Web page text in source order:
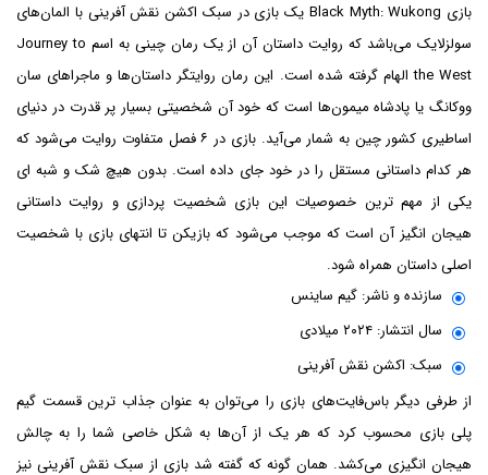
بازی Black Myth: Wukong یک بازی در سبک اکشن نقش آفرینی با المان‌های
سولزلایک می‌باشد که روایت داستان آن از یک رمان چینی به اسم Journey to
the West الهام گرفته شده است. این رمان روایتگر داستان‌ها و ماجراهای سان
ووکانگ یا پادشاه میمون‌ها است که خود آن شخصیتی بسیار پر قدرت در دنیای
اساطیری کشور چین به شمار می‌آید. بازی در ۶ فصل متفاوت روایت می‌شود که
هر کدام داستانی مستقل را در خود جای داده است. بدون هیچ شک و شبه ای
یکی از مهم ترین خصوصیات این بازی شخصیت پردازی و روایت داستانی
هیجان انگیز آن است که موجب می‌شود که بازیکن تا انتهای بازی با شخصیت
اصلی داستان همراه شود.
سازنده و ناشر: گیم ساینس
سال انتشار: ۲۰۲۴ میلادی
سبک: اکشن نقش آفرینی
از طرفی دیگر باس‌فایت‌های بازی را می‌توان به عنوان جذاب ترین قسمت گیم
پلی بازی محسوب کرد که هر یک از آن‌ها به شکل خاصی شما را به چالش
هیجان انگیزی می‌کشد. همان گونه که گفته شد بازی از سبک نقش آفرینی نیز